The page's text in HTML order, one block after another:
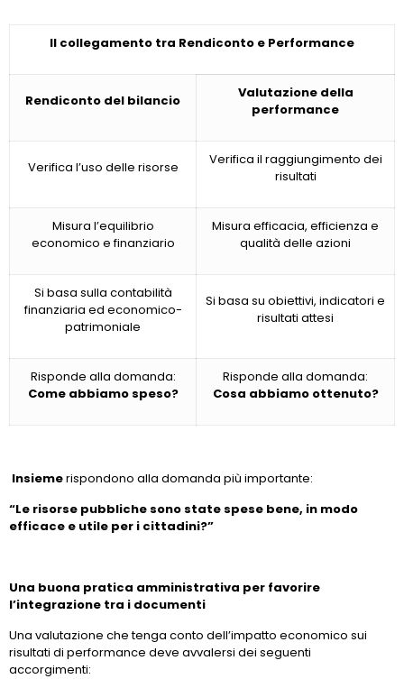
Il collegamento tra Rendiconto e Performance
Rendiconto del bilancio
Valutazione della
performance
Verifica l’uso delle risorse
Verifica il raggiungimento dei
risultati
Misura l’equilibrio
economico e finanziario
Misura efficacia, efficienza e
qualità delle azioni
Si basa sulla contabilità
finanziaria ed economico-
patrimoniale
Si basa su obiettivi, indicatori e
risultati attesi
Risponde alla domanda:
Come abbiamo speso?
Risponde alla domanda:
Cosa abbiamo ottenuto?
Insiemerispondono alla domanda più importante:
“Le risorse pubbliche sono state spese bene, in modo
efficace e utile per i cittadini?”
Una buona pratica amministrativa per favorire
l’integrazione tra i documenti
Una valutazione che tenga conto dell’impatto economico sui
risultati di performance deve avvalersi dei seguenti
accorgimenti: